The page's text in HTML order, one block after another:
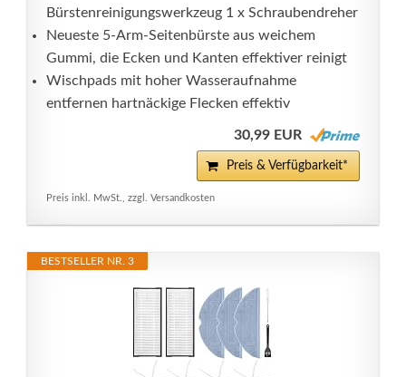
Bürstenreinigungswerkzeug 1 x Schraubendreher
Neueste 5-Arm-Seitenbürste aus weichem
Gummi, die Ecken und Kanten effektiver reinigt
Wischpads mit hoher Wasseraufnahme
entfernen hartnäckige Flecken effektiv
30,99 EUR
Preis & Verfügbarkeit*
Preis inkl. MwSt., zzgl. Versandkosten
BESTSELLER NR. 3